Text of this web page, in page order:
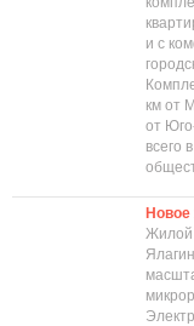
и с
км от
от
всего
Новое
Жилой